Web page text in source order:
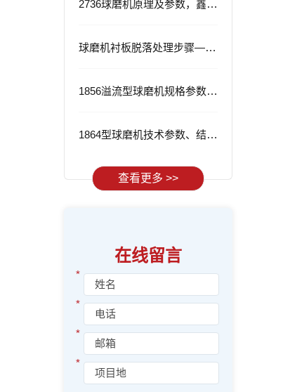
2736球磨机原理及参数，鑫海2736球磨机的优势
球磨机衬板脱落处理步骤——从根源解决问题
1856溢流型球磨机规格参数与应用
1864型球磨机技术参数、结构特点及工作流程
查看更多 >>
在线留言
*
*
*
*